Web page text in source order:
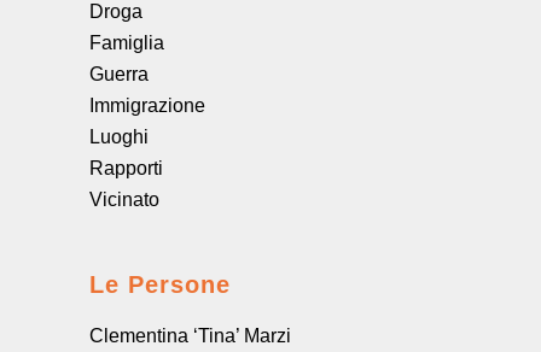
Droga
Famiglia
Guerra
Immigrazione
Luoghi
Rapporti
Vicinato
Le Persone
Clementina ‘Tina’ Marzi